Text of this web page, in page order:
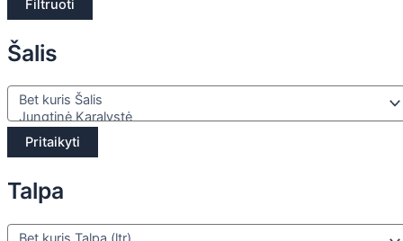
Filtruoti
Šalis
Pritaikyti
Talpa